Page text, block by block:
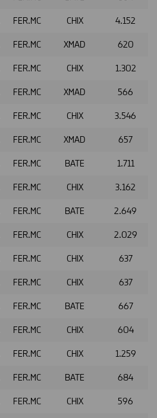
FER.MC CHIX 4.152
FER.MC XMAD 620
FER.MC CHIX 1.302
FER.MC XMAD 566
FER.MC CHIX 3.546
FER.MC XMAD 657
FER.MC BATE 1.711
FER.MC CHIX 3.162
FER.MC BATE 2.649
FER.MC CHIX 2.029
FER.MC CHIX 637
FER.MC CHIX 637
FER.MC BATE 667
FER.MC CHIX 604
FER.MC CHIX 1.259
FER.MC BATE 684
FER.MC CHIX 596